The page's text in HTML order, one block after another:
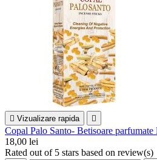
 Vizualizare rapida 
Copal Palo Santo- Betisoare parfumate
18,00 lei
Rated out of 5 stars based on review(s)